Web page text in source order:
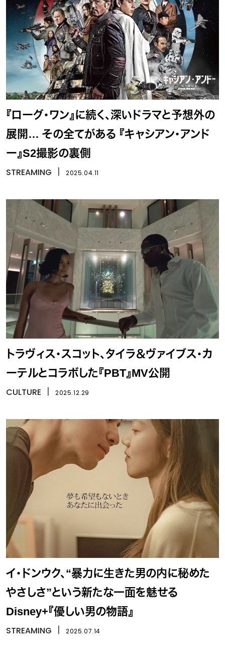
『ローグ・ワン』に続く、深いドラマと予想外の
展開… その全てがある 『キャシアン・アンド
ー』S2撮影の裏側
STREAMING 2025.04.11
トラヴィス・スコット、タイラ＆ヴァイブス・カ
ーテルとコラボした『PBT』MV公開
CULTURE 2025.12.29
イ・ドンウク、“暴力に生きた男の内に秘めた
やさしさ”という新たな一面を魅せる
Disney+『優しい男の物語』
STREAMING 2025.07.14